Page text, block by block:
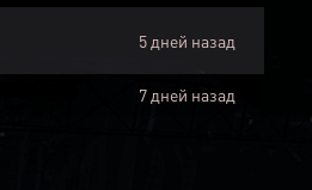
5 дней назад
7 дней назад